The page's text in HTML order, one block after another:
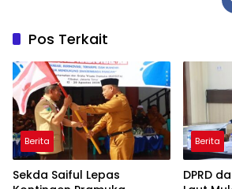
Pos Terkait
Berita
Sekda Saiful Lepas
Berita
DPRD